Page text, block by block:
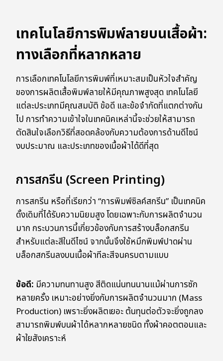
เทคโนโลยีการพิมพ์ลายบนเสื้อผ้า:
ทางเลือกที่หลากหลาย
การเลือกเทคโนโลยีการพิมพ์ที่เหมาะสมเป็นหัวใจสำคัญ
ของการผลิตเสื้อพิมพ์ลายให้มีคุณภาพสูงสุด เทคโนโลยี
แต่ละประเภทมีคุณสมบัติ ข้อดี และข้อจำกัดที่แตกต่างกัน
ไป การทำความเข้าใจในเทคนิคเหล่านี้จะช่วยให้สามารถ
ตัดสินใจเลือกวิธีที่สอดคล้องกับความต้องการด้านดีไซน์
งบประมาณ และประเภทของเนื้อผ้าได้ดีที่สุด
การสกรีน (Screen Printing)
การสกรีน หรือที่เรียกว่า “การพิมพ์ซิลค์สกรีน” เป็นเทคนิค
ดั้งเดิมที่ได้รับความนิยมสูง โดยเฉพาะกับการผลิตจำนวน
มาก กระบวนการนี้เกี่ยวข้องกับการสร้างบล็อกสกรีน
สำหรับแต่ละสีในดีไซน์ จากนั้นจึงใช้หมึกพิมพ์ปาดผ่าน
บล็อกสกรีนลงบนเนื้อผ้าทีละสีจนครบตามแบบ
ข้อดี: มีความทนทานสูง สีติดแน่นทนนานแม้ผ่านการซัก
หลายครั้ง เหมาะอย่างยิ่งกับการผลิตจำนวนมาก (Mass
Production) เพราะยิ่งผลิตเยอะ ต้นทุนต่อตัวจะยิ่งถูกลง
สามารถพิมพ์บนผ้าได้หลากหลายชนิด ทั้งผ้าคอตตอนและ
ผ้าใยสังเคราะห์